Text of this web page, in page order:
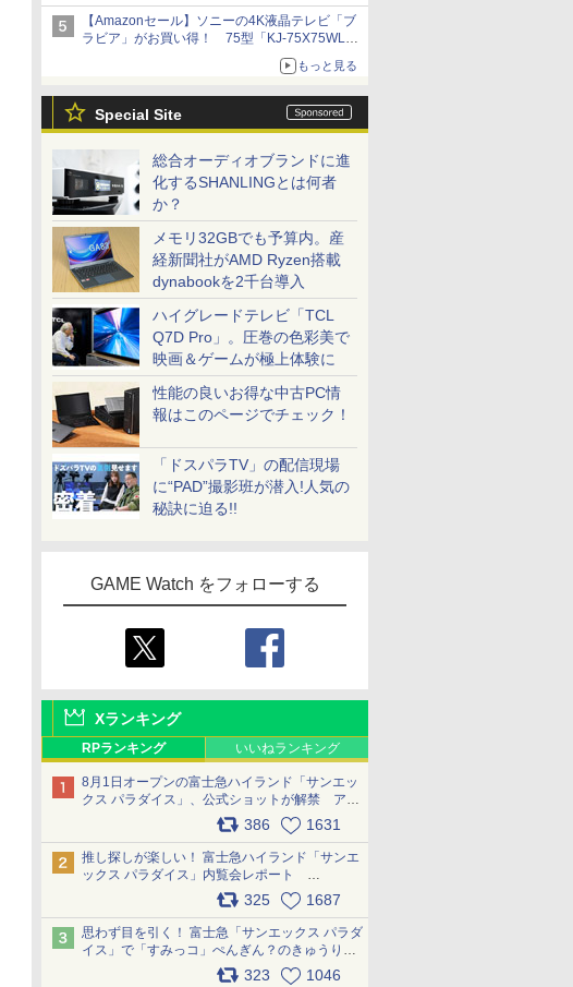
レターセットなどが登場
【Amazonセール】ソニーの4K液晶テレビ「ブ
ラビア」がお買い得！ 75型「KJ-75X75WL」
もっと見る
Special Site
総合オーディオブランドに進
化するSHANLINGとは何者
か？
メモリ32GBでも予算内。産
経新聞社がAMD Ryzen搭載
dynabookを2千台導入
ハイグレードテレビ「TCL
Q7D Pro」。圧巻の色彩美で
映画＆ゲームが極上体験に
性能の良いお得な中古PC情
報はこのページでチェック！
「ドスパラTV」の配信現場
に“PAD”撮影班が潜入!人気の
秘訣に迫る!!
GAME Watch をフォローする
Xランキング
RPランキング いいねランキング
8月1日オープンの富士急ハイランド「サンエッ
クス パラダイス」、公式ショットが解禁 アト
ラクション、メニュー、グッズ写真を一覧で紹
介 pic.x.com/bDYkq8oRFu
386 1631
推し探しが楽しい！ 富士急ハイランド「サンエ
ックス パラダイス」内覧会レポート
325 1687
思わず目を引く！ 富士急「サンエックス パラダ
イス」で「すみっコ」ぺんぎん？のきゅうりド
ッグを食べてみた イラストそのままのメニュ
323 1046